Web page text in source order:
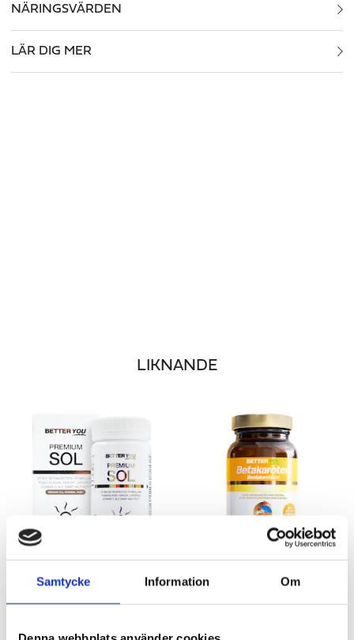
Samtycke Information Om
Denna webbplats använder cookies
NÄRINGSVÄRDEN
LÄR DIG MER
LIKNANDE
PREMIUM SOL BETAKAROTEN 50 MG